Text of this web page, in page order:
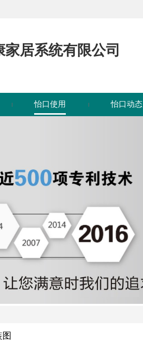
居系统有限公司
怡口使用 怡口动态